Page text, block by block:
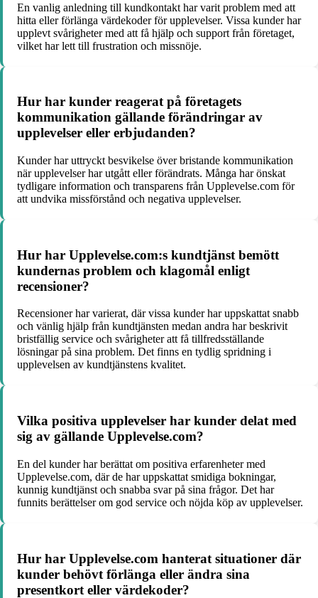
En vanlig anledning till kundkontakt har varit problem med att
hitta eller förlänga värdekoder för upplevelser. Vissa kunder har
upplevt svårigheter med att få hjälp och support från företaget,
vilket har lett till frustration och missnöje.
Hur har kunder reagerat på företagets
kommunikation gällande förändringar av
upplevelser eller erbjudanden?
Kunder har uttryckt besvikelse över bristande kommunikation
när upplevelser har utgått eller förändrats. Många har önskat
tydligare information och transparens från Upplevelse.com för
att undvika missförstånd och negativa upplevelser.
Hur har Upplevelse.com:s kundtjänst bemött
kundernas problem och klagomål enligt
recensioner?
Recensioner har varierat, där vissa kunder har uppskattat snabb
och vänlig hjälp från kundtjänsten medan andra har beskrivit
bristfällig service och svårigheter att få tillfredsställande
lösningar på sina problem. Det finns en tydlig spridning i
upplevelsen av kundtjänstens kvalitet.
Vilka positiva upplevelser har kunder delat med
sig av gällande Upplevelse.com?
En del kunder har berättat om positiva erfarenheter med
Upplevelse.com, där de har uppskattat smidiga bokningar,
kunnig kundtjänst och snabba svar på sina frågor. Det har
funnits berättelser om god service och nöjda köp av upplevelser.
Hur har Upplevelse.com hanterat situationer där
kunder behövt förlänga eller ändra sina
presentkort eller värdekoder?